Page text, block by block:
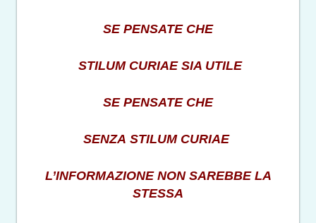
SE PENSATE CHE
STILUM CURIAE SIA UTILE
SE PENSATE CHE
SENZA STILUM CURIAE
L’INFORMAZIONE NON SAREBBE LA
STESSA